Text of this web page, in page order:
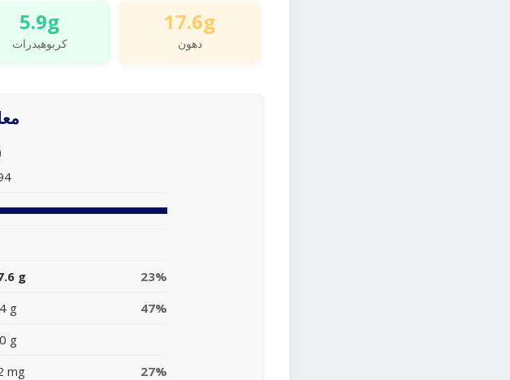
5.9g
كربوهيدرات
17.6g
دهون
g
23%
g
47%
g
mg
27%